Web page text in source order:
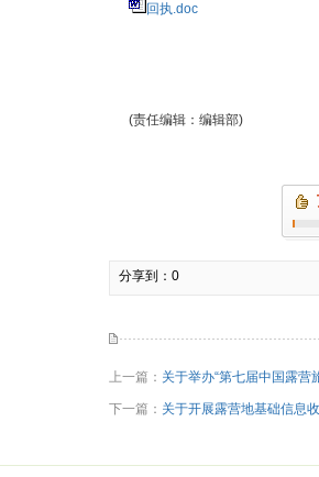
回执.doc
(责任编辑：编辑部)
分享到： 0
上一篇： 关于举办“第七届中国露营
下一篇： 关于开展露营地基础信息